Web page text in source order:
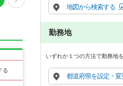
る
地図から検索する
勤務地
いずれか１つの方法で勤務地
都道府県を設定・変